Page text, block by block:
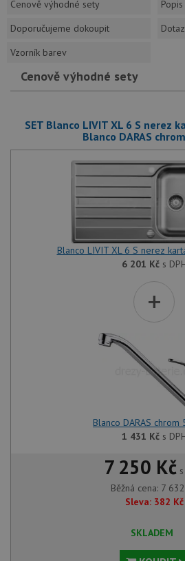
Cenově výhodné sety
Doporučujeme dokoupit
Vzorník barev
Cenově výhodné sety
SET Blanco LIVIT XL 6 S nerez
Blanco DARAS
Blanco LIVIT XL 6 S nerez
6 201 Kčs
+
Blanco DARAS chrom
1 431 Kčs
7 250 Kč
Běžná cena: 7 632
Sleva: 382 Kč
SKLADEM